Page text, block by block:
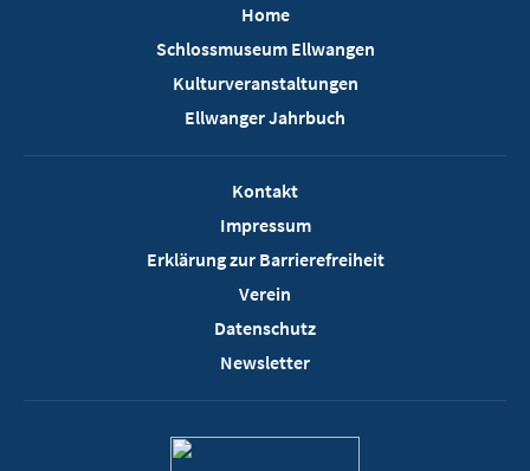
Home
Schlossmuseum Ellwangen
Kulturveranstaltungen
Ellwanger Jahrbuch
Kontakt
Impressum
Erklärung zur Barrierefreiheit
Verein
Datenschutz
Newsletter